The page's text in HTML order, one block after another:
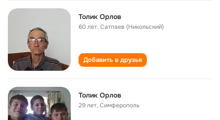
Толик Орлов
60 лет,Сатпаев (Никольский)
Добавить в друзья
Толик Орлов
29 лет,Симферополь